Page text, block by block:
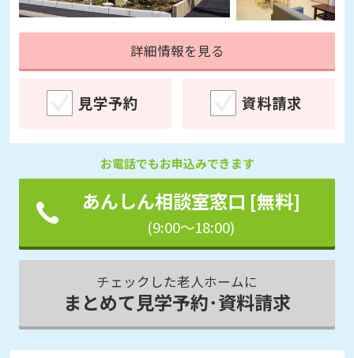
詳細情報を見る
見学予約 資料請求
お電話でもお申込みできます
あんしん相談室窓口 [無料]
(9:00～18:00)
チェックした老人ホームに
まとめて見学予約･資料請求